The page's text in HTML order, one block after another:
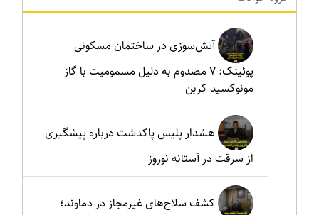
آتش‌سوزی در ساختمان مسکونی
پوئینک: 7 مصدوم به دلیل مسمومیت با گاز
مونوکسید کربن
هشدار پلیس پاکدشت درباره پیشگیری
از سرقت در آستانه نوروز
کشف سلاح‌های غیرمجاز در دماوند؛